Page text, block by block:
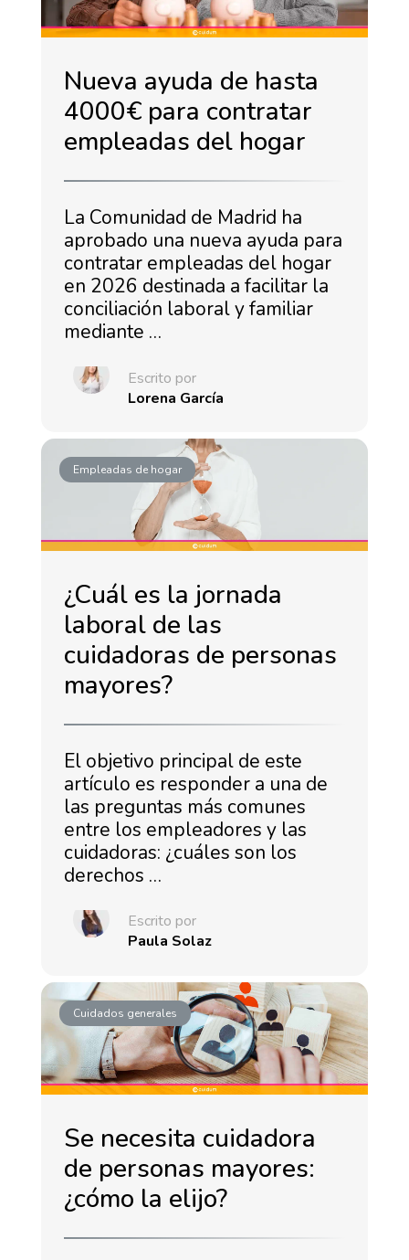
Nueva ayuda de hasta
4000€ para contratar
empleadas del hogar
La Comunidad de Madrid ha
aprobado una nueva ayuda para
contratar empleadas del hogar
en 2026 destinada a facilitar la
conciliación laboral y familiar
mediante …
Escrito por
Lorena García
Empleadas de hogar
¿Cuál es la jornada
laboral de las
cuidadoras de personas
mayores?
El objetivo principal de este
artículo es responder a una de
las preguntas más comunes
entre los empleadores y las
cuidadoras: ¿cuáles son los
derechos …
Escrito por
Paula Solaz
Cuidados generales
Se necesita cuidadora
de personas mayores:
¿cómo la elijo?